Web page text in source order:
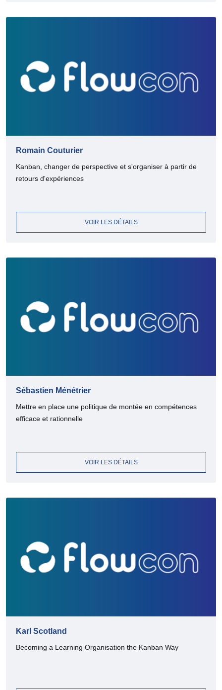
Romain Couturier
Kanban, changer de perspective et s'organiser à partir de
retours d'expériences
VOIR LES DÉTAILS
Sébastien Ménétrier
Mettre en place une politique de montée en compétences
efficace et rationnelle
VOIR LES DÉTAILS
Karl Scotland
Becoming a Learning Organisation the Kanban Way